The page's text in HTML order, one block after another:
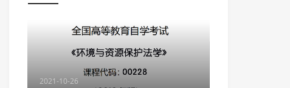
2021-10-26